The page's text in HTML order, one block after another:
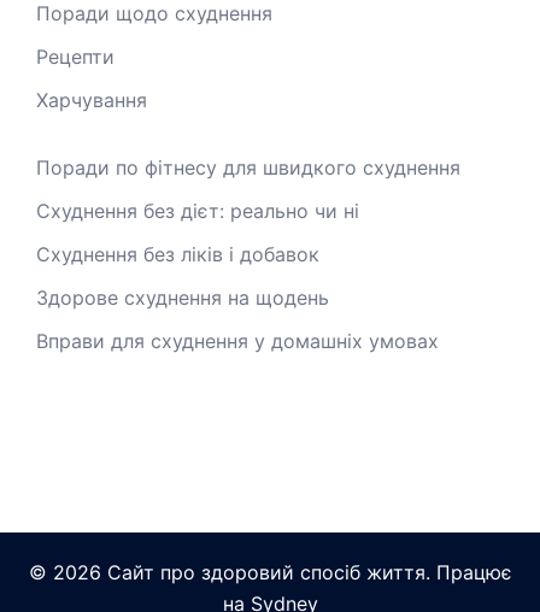
Поради щодо схуднення
Рецепти
Харчування
Поради по фітнесу для швидкого схуднення
Схуднення без дієт: реально чи ні
Схуднення без ліків і добавок
Здорове схуднення на щодень
Вправи для схуднення у домашніх умовах
© 2026 Сайт про здоровий спосіб життя. Працює
на Sydney